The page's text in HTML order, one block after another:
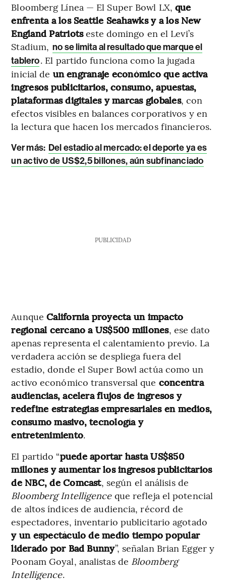
Bloomberg Línea — El Super Bowl LX, que
enfrenta a los Seattle Seahawks y a los New
England Patriotseste domingo en el Levi’s
Stadium, no se limita al resultado que marque el
tablero. El partido funciona como la jugada
inicial de un engranaje económico que activa
ingresos publicitarios, consumo, apuestas,
plataformas digitales y marcas globales, con
efectos visibles en balances corporativos y en
la lectura que hacen los mercados financieros.
Ver más: Del estadio al mercado: el deporte ya es
un activo de US$2,5 billones, aún subfinanciado
PUBLICIDAD
AunqueCalifornia proyecta un impacto
regional cercano a US$500 millones, ese dato
apenas representa el calentamiento previo. La
verdadera acción se despliega fuera del
estadio, donde el Super Bowl actúa como un
activo económico transversal que concentra
audiencias, acelera flujos de ingresos y
redefine estrategias empresariales en medios,
consumo masivo, tecnología y
entretenimiento.
El partido “puede aportar hasta US$850
millones y aumentar los ingresos publicitarios
de NBC, de Comcast, según el análisis de
Bloomberg Intelligenceque refleja el potencial
de altos índices de audiencia, récord de
espectadores, inventario publicitario agotado
y un espectáculo de medio tiempo popular
liderado por Bad Bunny”, señalan Brian Egger y
Poonam Goyal, analistas de Bloomberg
Intelligence.